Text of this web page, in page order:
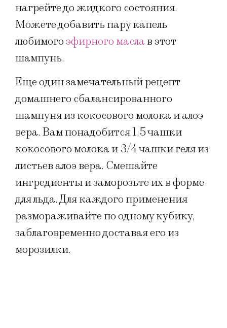
нагрейте до жидкого состояния.
Можете добавить пару капель
любимогоэфирного масла в этот
шампунь.
Еще один замечательный рецепт
домашнего сбалансированного
шампуня из кокосового молока и алоэ
вера. Вам понадобится 1,5 чашки
кокосового молока и 3/4 чашки геля из
листьев алоэ вера. Смешайте
ингредиенты и заморозьте их в форме
для льда. Для каждого применения
размораживайте по одному кубику,
заблаговременно доставая его из
морозилки.